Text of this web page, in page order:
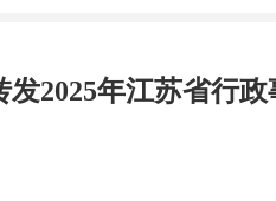
2025年江苏省行